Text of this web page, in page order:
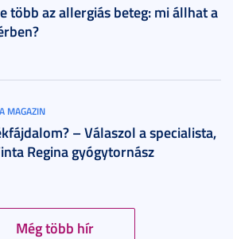
több az allergiás beteg: mi állhat a
MAGAZIN
– Válaszol a specialista,
Regina gyógytornász
Még több hír